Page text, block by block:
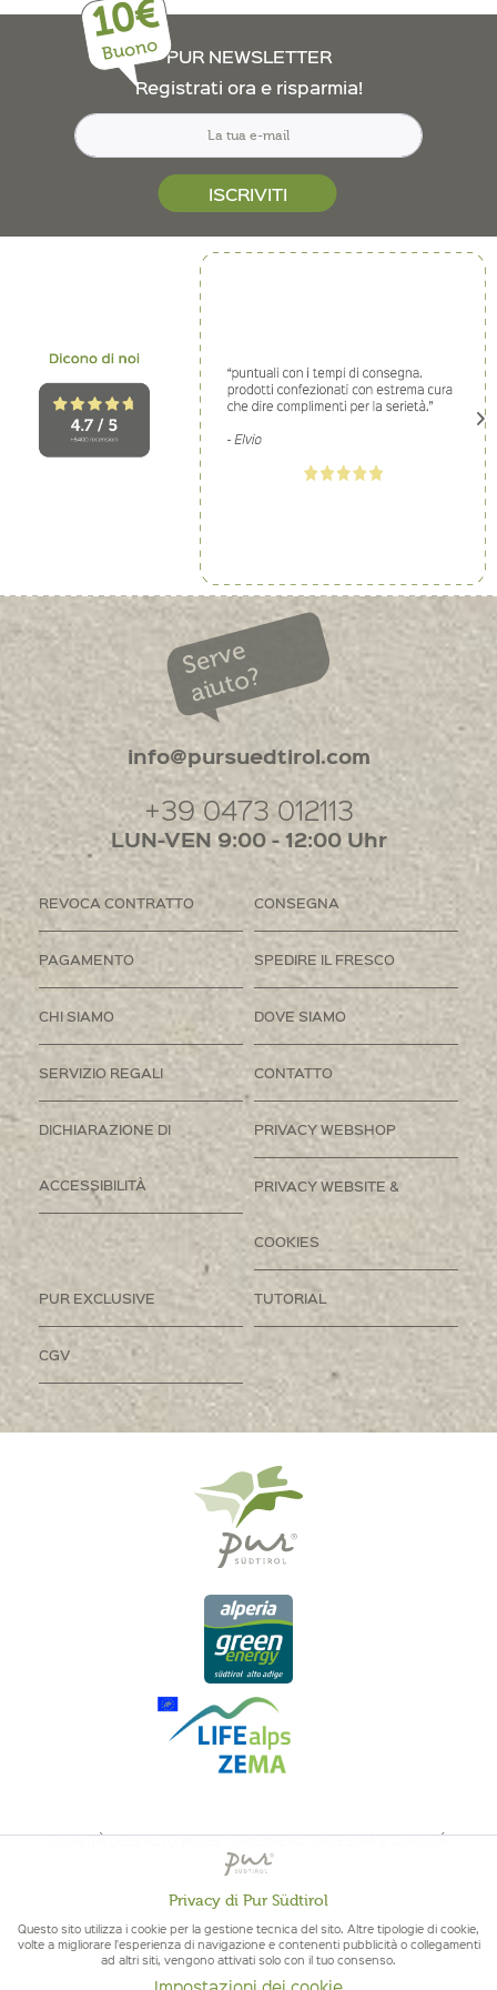
10€
Buono PUR NEWSLETTER
Registrati ora e risparmia!
ISCRIVITI
Serve
aiuto?
info@pursuedtirol.com
+39 0473 012113
LUN-VEN 9:00 - 12:00 Uhr
REVOCA CONTRATTO CONSEGNA
PAGAMENTO SPEDIRE IL FRESCO
CHI SIAMO DOVE SIAMO
SERVIZIO REGALI CONTATTO
DICHIARAZIONE DI
ACCESSIBILITÀ
PRIVACY WEBSHOP
PRIVACY WEBSITE &
COOKIES
PUR EXCLUSIVE TUTORIAL
CGV
QUALITÀ DELL'ALTO ADIGE - ORIGINE ALTOATESINA E QUALITÁ
CONTROLLATA
Privacy di Pur Südtirol
Questo sito utilizza i cookie per la gestione tecnica del sito. Altre tipologie di cookie,
volte a migliorare l'esperienza di navigazione e contenenti pubblicità o collegamenti
ad altri siti, vengono attivati solo con il tuo consenso.